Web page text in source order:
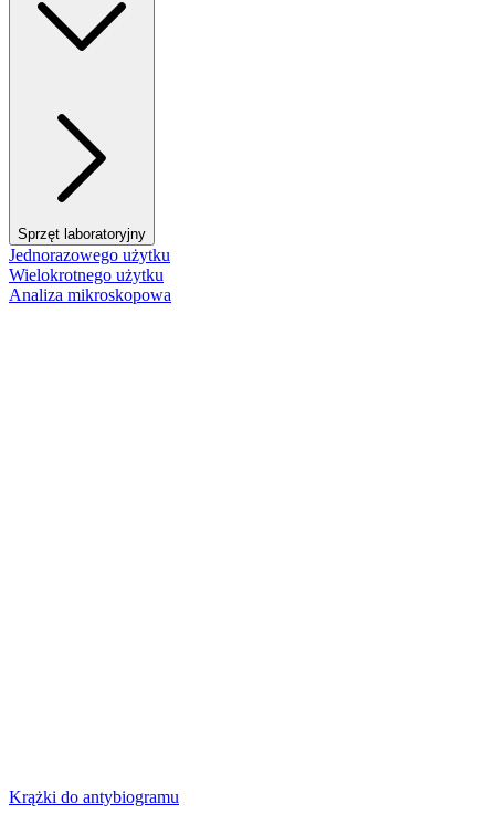
Sprzęt laboratoryjny
Jednorazowego użytku
Wielokrotnego użytku
Analiza mikroskopowa
Krążki do antybiogramu